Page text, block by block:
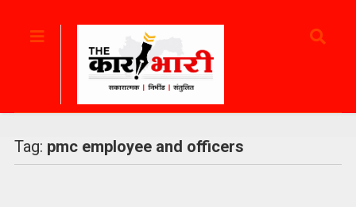
Tag: pmc employee and officers